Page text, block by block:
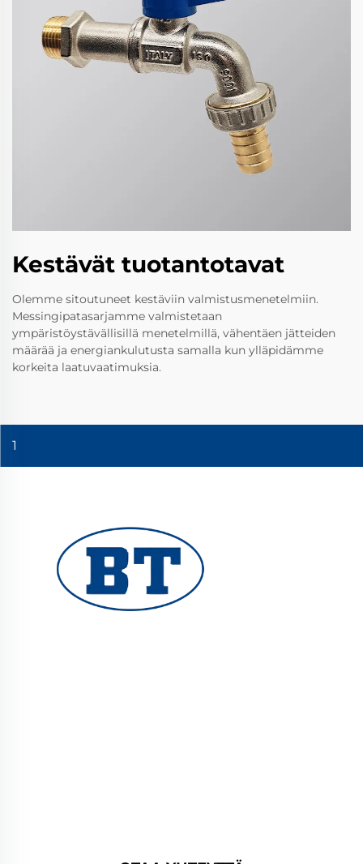
Kestävät tuotantotavat
Olemme sitoutuneet kestäviin valmistusmenetelmiin.
Messingipatasarjamme valmistetaan
ympäristöystävällisillä menetelmillä, vähentäen jätteiden
määrää ja energiankulutusta samalla kun ylläpidämme
korkeita laatuvaatimuksia.
1